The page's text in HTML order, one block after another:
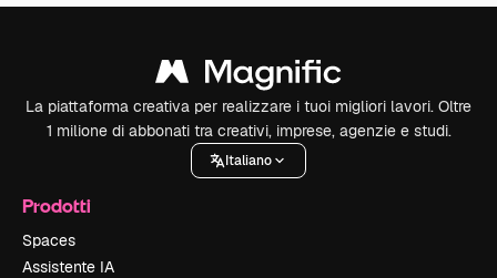
La piattaforma creativa per realizzare i tuoi migliori lavori. Oltre
1 milione di abbonati tra creativi, imprese, agenzie e studi.
Italiano
Prodotti
Spaces
Assistente IA